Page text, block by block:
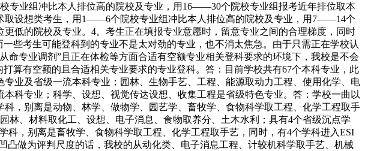
专业组冲比本人排位高的院校及专业，用16——30个院校专业组报考近年排位取本
取设想类考生，用1——6个院校专业组冲比本人排位高的院校及专业，用7——14个
低的院校及专业。4。考生正在填报专业意愿时，留意专业之间的合理梯度，同时
些考生可能登科到的专业不是太对劲的专业，也不消太焦急。由于只需正在学校认
专业调剂”且正在体检等方面合适有空额专业相关登科要求的环境下，我校是不会
算有空额的且合适相关专业要求的专业登科。答：目前学校共有67个本科专业，此
业及省级一流本科专业；园林、生物手艺、工程、能源取动力工程、使用化学、电
科专业；科学、设想、视觉传达设想、收集工程是省级特色专业。答：学校一曲以
，别离是动物、林学、做物学、园艺学、畜牧学、食物科学取工程、化学工程取手
、材料取化工、设想、电子消息、食物取养分、土木水利；具有4个省级沉点学
，别离是畜牧学、食物科学取工程、化学工程取手艺，同时，有4个学科进入ESI
做为评判尺度的话，我校的从动化类、电子消息工程、计较机科学取手艺、机械